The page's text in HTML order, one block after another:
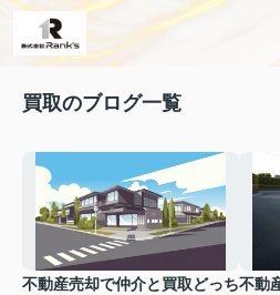
買取のブログ一覧
不動産売却で仲介と買取どっち不動